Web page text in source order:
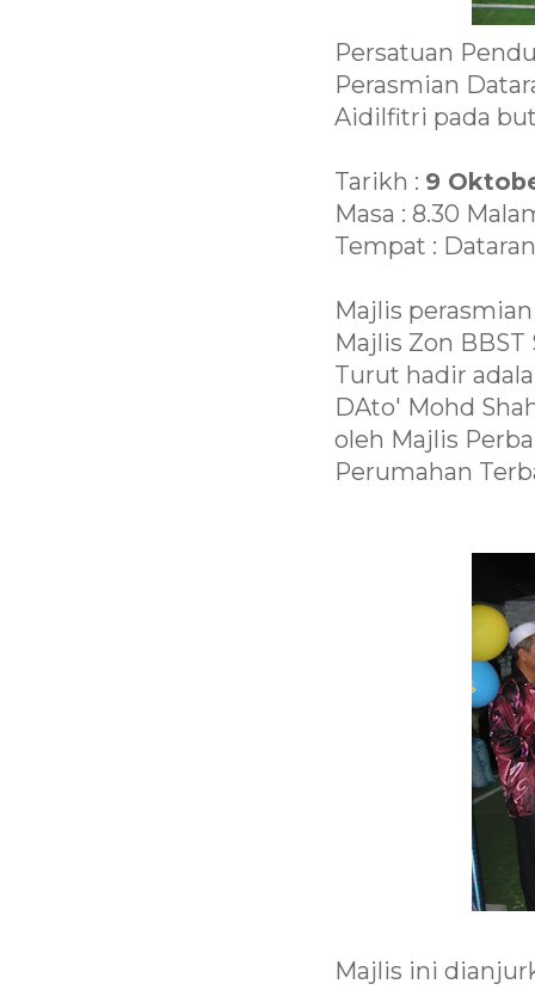
Persatuan
Perasmian
Aidilfitri pada
Tarikh : 9
Masa : 8.30
Tempat :
Majlis
Majlis Zon BBST
Turut hadir
DAto' Mohd
oleh Majlis
Perumahan
Majlis ini